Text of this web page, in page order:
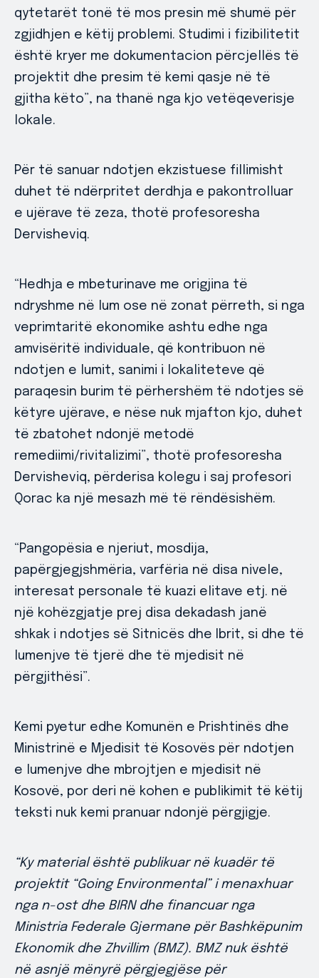
qytetarët tonë të mos presin më shumë për
zgjidhjen e këtij problemi. Studimi i fizibilitetit
është kryer me dokumentacion përcjellës të
projektit dhe presim të kemi qasje në të
gjitha këto”, na thanë nga kjo vetëqeverisje
lokale.
Për të sanuar ndotjen ekzistuese fillimisht
duhet të ndërpritet derdhja e pakontrolluar
e ujërave të zeza, thotë profesoresha
Dervisheviq.
“Hedhja e mbeturinave me origjina të
ndryshme në lum ose në zonat përreth, si nga
veprimtaritë ekonomike ashtu edhe nga
amvisëritë individuale, që kontribuon në
ndotjen e lumit, sanimi i lokaliteteve që
paraqesin burim të përhershëm të ndotjes së
këtyre ujërave, e nëse nuk mjafton kjo, duhet
të zbatohet ndonjë metodë
remediimi/rivitalizimi”, thotë profesoresha
Dervisheviq, përderisa kolegu i saj profesori
Qorac ka një mesazh më të rëndësishëm.
“Pangopësia e njeriut, mosdija,
papërgjegjshmëria, varfëria në disa nivele,
interesat personale të kuazi elitave etj. në
një kohëzgjatje prej disa dekadash janë
shkak i ndotjes së Sitnicës dhe Ibrit, si dhe të
lumenjve të tjerë dhe të mjedisit në
përgjithësi”.
Kemi pyetur edhe Komunën e Prishtinës dhe
Ministrinë e Mjedisit të Kosovës për ndotjen
e lumenjve dhe mbrojtjen e mjedisit në
Kosovë, por deri në kohen e publikimit të këtij
teksti nuk kemi pranuar ndonjë përgjigje.
“Ky material është publikuar në kuadër të
projektit “Going Environmental” i menaxhuar
nga n-ost dhe BIRN dhe financuar nga
Ministria Federale Gjermane për Bashkëpunim
Ekonomik dhe Zhvillim (BMZ). BMZ nuk është
në asnjë mënyrë përgjegjëse për